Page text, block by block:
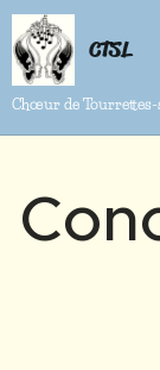
CTSL
Chœur de